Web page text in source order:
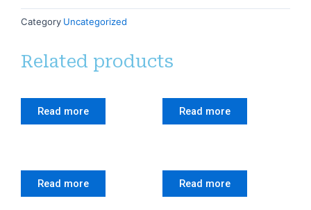
Category Uncategorized
Related products
Read more Read more
Read more Read more